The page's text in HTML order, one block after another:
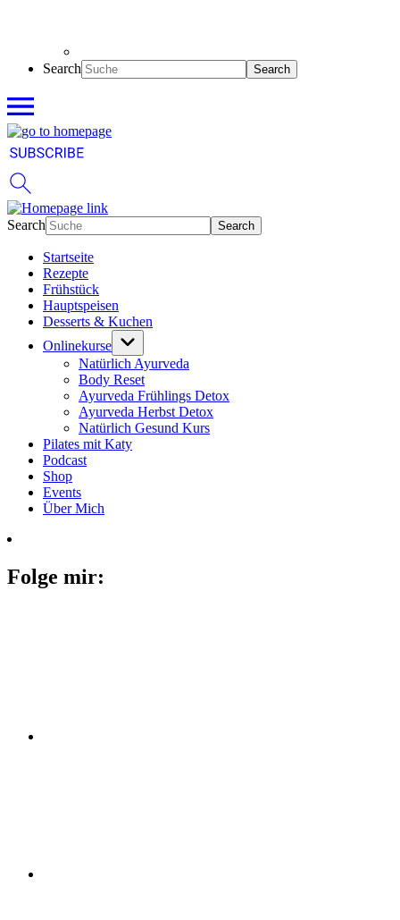
Search
Search
Startseite
Rezepte
Frühstück
Hauptspeisen
Desserts & Kuchen
Onlinekurse
Natürlich Ayurveda
Body Reset
Ayurveda Frühlings Detox
Ayurveda Herbst Detox
Natürlich Gesund Kurs
Pilates mit Katy
Podcast
Shop
Events
Über Mich
Folge mir: